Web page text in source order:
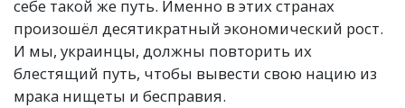
себе такой же путь. Именно в этих странах
произошёл десятикратный экономический рост.
И мы, украинцы, должны повторить их
блестящий путь, чтобы вывести свою нацию из
мрака нищеты и бесправия.